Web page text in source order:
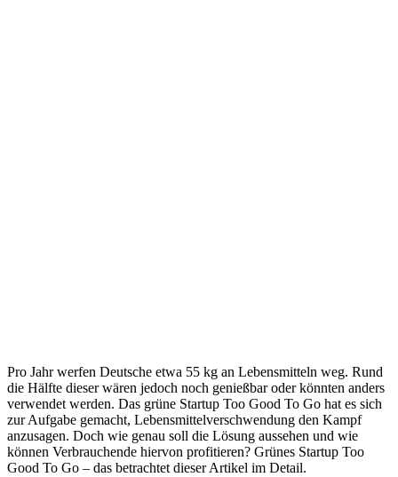
Pro Jahr werfen Deutsche etwa 55 kg an Lebensmitteln weg. Rund
die Hälfte dieser wären jedoch noch genießbar oder könnten anders
verwendet werden. Das grüne Startup Too Good To Go hat es sich
zur Aufgabe gemacht, Lebensmittelverschwendung den Kampf
anzusagen. Doch wie genau soll die Lösung aussehen und wie
können Verbrauchende hiervon profitieren? Grünes Startup Too
Good To Go – das betrachtet dieser Artikel im Detail.